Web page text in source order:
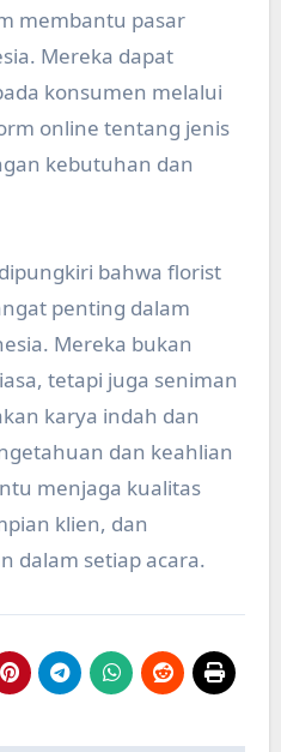
membantu pasar
Mereka dapat
konsumen melalui
online tentang jenis
kebutuhan dan
bahwa florist
penting dalam
Mereka bukan
tetapi juga seniman
karya indah dan
dan keahlian
menjaga kualitas
klien, dan
dalam setiap acara.